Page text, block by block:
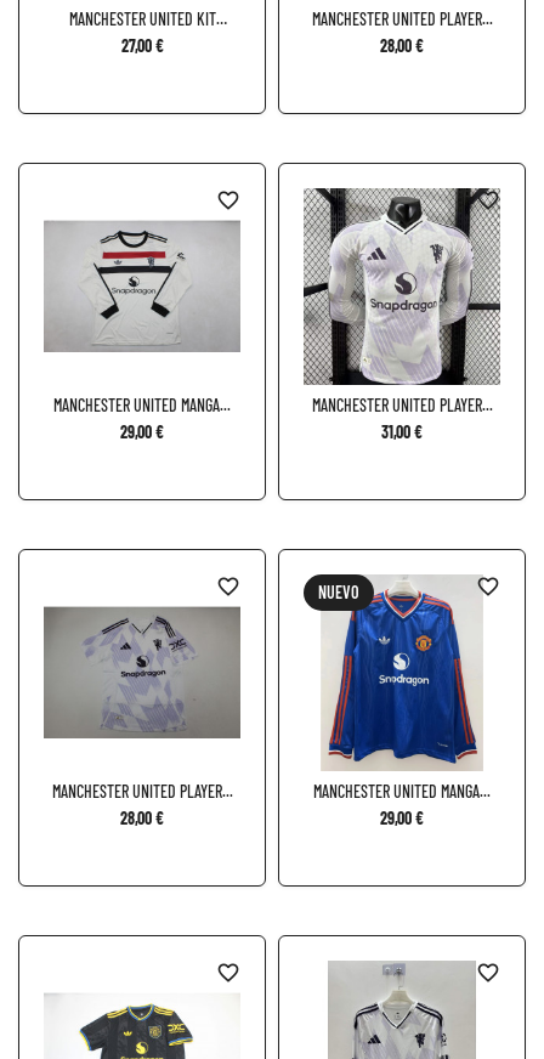
MANCHESTER UNITED KIT
NIÑO...
27,00 €
MANCHESTER UNITED PLAYER...
28,00 €
MANCHESTER UNITED MANGA...
29,00 €
favorite_border
MANCHESTER UNITED PLAYER...
31,00 €
favorite_border
MANCHESTER UNITED PLAYER...
28,00 €
favorite_border
MANCHESTER UNITED MANGA...
29,00 €
NUEVO favorite_border
favorite_border favorite_border